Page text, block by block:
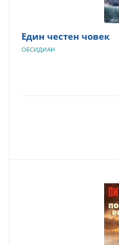
Един честен човек
ОБСИДИАН